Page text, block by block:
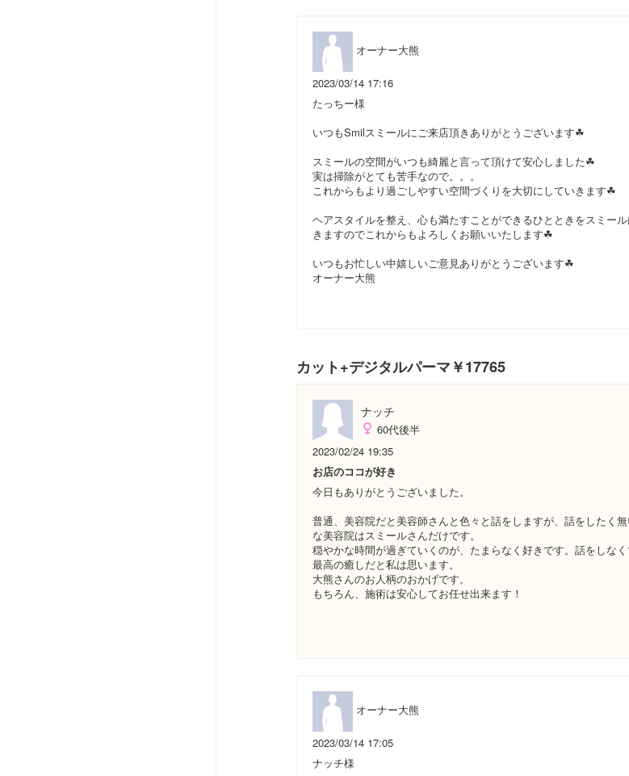
オーナー大熊
2023/03/14 17:16
たっちー様
いつもSmilスミールにご来店頂きありがとうございます☘
スミールの空間がいつも綺麗と言って頂けて安心しました☘
実は掃除がとても苦手なので。。。
これからもより過ごしやすい空間づくりを大切にしていきます☘
ヘアスタイルを整え、心も満たすことができるひとときをスミー
きますのでこれからもよろしくお願いいたします☘
いつもお忙しい中嬉しいご意見ありがとうございます☘
オーナー大熊
カット+デジタルパーマ￥17765
ナッチ
60代後半
2023/02/24 19:35
お店のココが好き
今日もありがとうございました。
普通、美容院だと美容師さんと色々と話をしますが、話をしたく
な美容院はスミールさんだけです。
穏やかな時間が過ぎていくのが、たまらなく好きです。話をしなく
最高の癒しだと私は思います。
大熊さんのお人柄のおかげです。
もちろん、施術は安心してお任せ出来ます！
オーナー大熊
2023/03/14 17:05
ナッチ様